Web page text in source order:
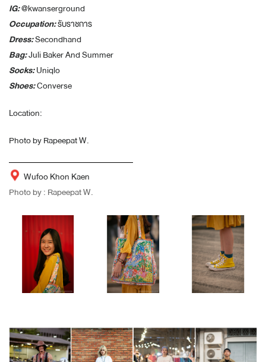
IG:@kwanserground
Occupation:รับราชการ
Dress:Secondhand
Bag:Juli Baker And Summer
Socks:Uniqlo
Shoes:Converse
Location:
Photo by Rapeepat W.
Wufoo Khon Kaen
Photo by : Rapeepat W.